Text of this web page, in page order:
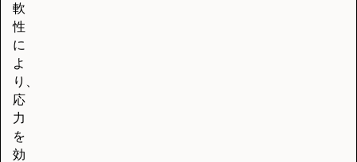
軟
性
に
よ
り、
応
力
を
効